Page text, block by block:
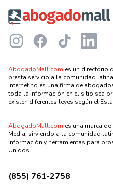
InstagramFacebookTikTok LinkedIn
AbogadoMall.com es un directorio
presta servicio a la comunidad
internet no es una firma de
toda la información en el sitio sea
existen diferentes leyes según el
AbogadoMall.com es una marca de
Media, sirviendo a la comunidad
información y herramientas para
Unidos.
(855) 761-2758